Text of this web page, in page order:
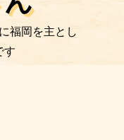
福岡を主とし
す